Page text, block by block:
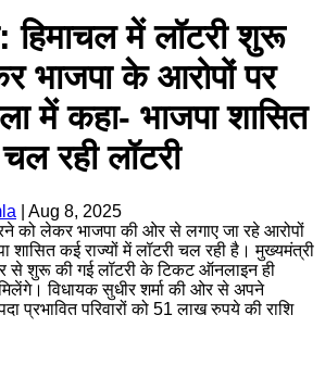
हिमाचल में लॉटरी शुरू
भाजपा के आरोपों पर
में कहा- भाजपा शासित
रही लॉटरी
Aug 8, 2025
को लेकर भाजपा की ओर से लगाए जा रहे आरोपों
शासित कई राज्यों में लॉटरी चल रही है। मुख्यमंत्री
से शुरू की गई लॉटरी के टिकट ऑनलाइन ही
विधायक सुधीर शर्मा की ओर से अपने
प्रभावित परिवारों को 51 लाख रुपये की राशि